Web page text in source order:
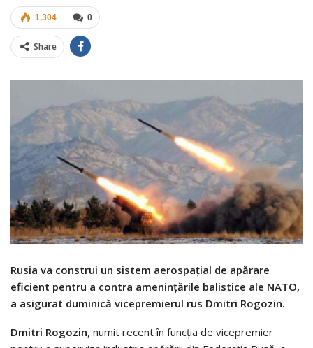
0
1.304
Share
Rusia va construi un sistem aerospaţial de apărare
eficient pentru a contra ameninţările balistice ale NATO,
a asigurat duminică vicepremierul rus Dmitri Rogozin.
Dmitri Rogozin, numit recent în funcţia de vicepremier